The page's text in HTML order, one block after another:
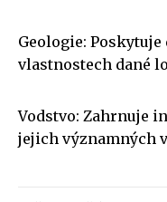
Geologie:
vlastnostech dané
Vodstvo: Zahrnuje
jejich významných